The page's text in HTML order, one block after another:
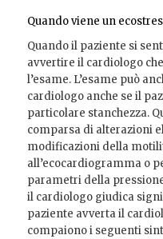
Quando viene un
Quando il paziente si
avvertire il cardiologo
l’esame. L’esame può
cardiologo anche se il
particolare stanchezza.
comparsa di alterazioni
modificazioni della
all’ecocardiogramma o
parametri della
il cardiologo giudica
paziente avverta il
compaiono i seguenti